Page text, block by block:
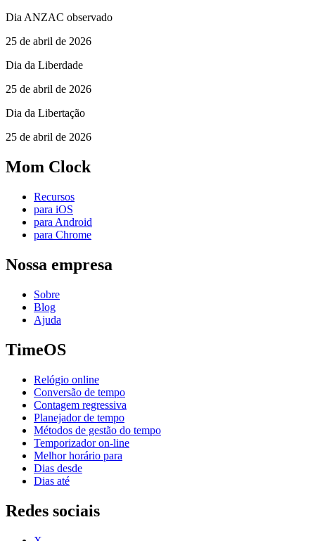
Dia ANZAC observado
25 de abril de 2026
Dia da Liberdade
25 de abril de 2026
Dia da Libertação
25 de abril de 2026
Mom Clock
Recursos
para iOS
para Android
para Chrome
Nossa empresa
Sobre
Blog
Ajuda
TimeOS
Relógio online
Conversão de tempo
Contagem regressiva
Planejador de tempo
Métodos de gestão do tempo
Temporizador on-line
Melhor horário para
Dias desde
Dias até
Redes sociais